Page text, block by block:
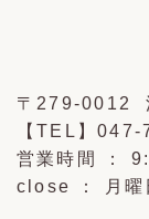
〒279-0012
【TEL】047-
営業時間 ：
close ： 月曜